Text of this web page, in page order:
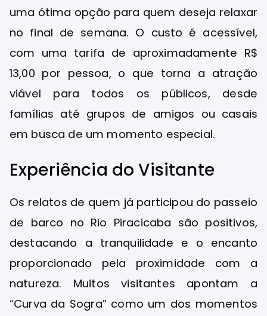
uma ótima opção para quem deseja relaxar
no final de semana. O custo é acessível,
com uma tarifa de aproximadamente R$
13,00 por pessoa, o que torna a atração
viável para todos os públicos, desde
famílias até grupos de amigos ou casais
em busca de um momento especial.
Experiência do Visitante
Os relatos de quem já participou do passeio
de barco no Rio Piracicaba são positivos,
destacando a tranquilidade e o encanto
proporcionado pela proximidade com a
natureza. Muitos visitantes apontam a
“Curva da Sogra” como um dos momentos